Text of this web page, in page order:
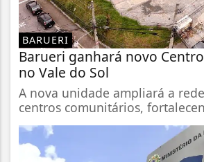
BARUERI
Barueri ganhará novo
no Vale do Sol
A nova unidade ampliará a
centros comunitários,